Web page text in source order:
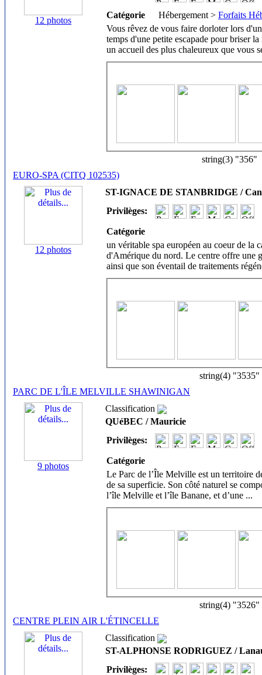
12 photos
Catégorie Hébergement > Forfaits
Vous rêvez de vous faire dorloter lors
temps d'une petite escapade pour briser
un accueil des plus chaleureux que vous
string(3) "356"
EURO-SPA (CITQ 102535)
12 photos
ST-IGNACE DE STANBRIDGE /
Privilèges:
Catégorie
un véritable spa européen au coeur de la
d'Amérique du nord. Le centre offre une
ainsi que son éventail de traitements
string(4) "3535"
PARC DE L'ÎLE MELVILLE SHAWINIGAN
9 photos
Classification
QUéBEC / Mauricie
Privilèges:
Catégorie
Le Parc de l’Île Melville est un territoire
de sa superficie. Son côté naturel se
l’île Melville et l’île Banane, et d’une ...
string(4) "3526"
CENTRE PLEIN AIR L'ÉTINCELLE
Classification
ST-ALPHONSE RODRIGUEZ /
Privilèges: